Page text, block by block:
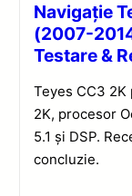
Navigație
(2007-
Testare &
Teyes CC3 2K
2K, procesor
5.1 și DSP.
concluzie.